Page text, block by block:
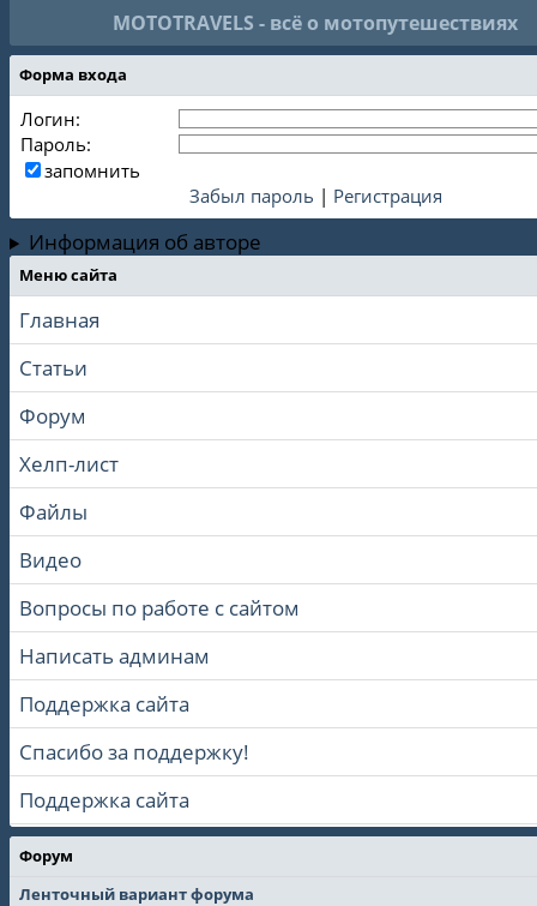
MOTOTRAVELS - всё о мотопутешествиях
Форма входа
Логин:
Пароль:
запомнить
Забыл пароль | Регистрация
Информация об авторе
Меню сайта
Главная
Статьи
Форум
Хелп-лист
Файлы
Видео
Вопросы по работе с сайтом
Написать админам
Поддержка сайта
Спасибо за поддержку!
Поддержка сайта
Форум
Ленточный вариант форума